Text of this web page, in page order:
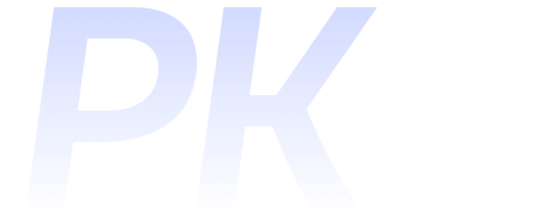
器人和